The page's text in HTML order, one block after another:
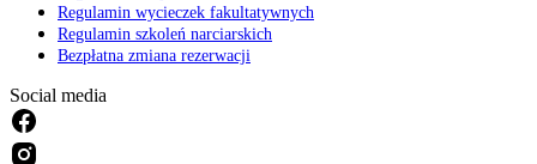
Regulamin wycieczek fakultatywnych
Regulamin szkoleń narciarskich
Bezpłatna zmiana rezerwacji
Social media